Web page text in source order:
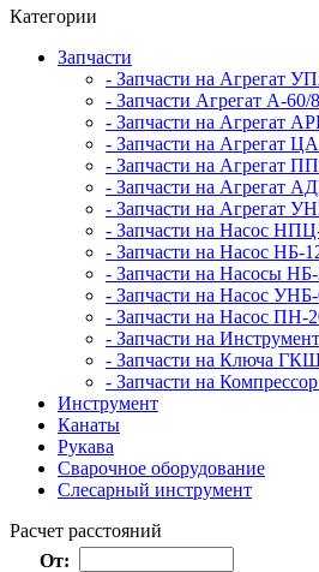
Категории
Запчасти
- Запчасти на Агрегат
- Запчасти Агрегат А-60/
- Запчасти на Агрегат
- Запчасти на Агрегат
- Запчасти на Агрегат
- Запчасти на Агрегат
- Запчасти на Агрегат
- Запчасти на Насос
- Запчасти на Насос НБ-
- Запчасти на Насосы
- Запчасти на Насос
- Запчасти на Насос ПН-
- Запчасти на Инструмент
- Запчасти на Ключа
- Запчасти на
Инструмент
Канаты
Рукава
Сварочное оборудование
Слесарный инструмент
Расчет расстояний
От: